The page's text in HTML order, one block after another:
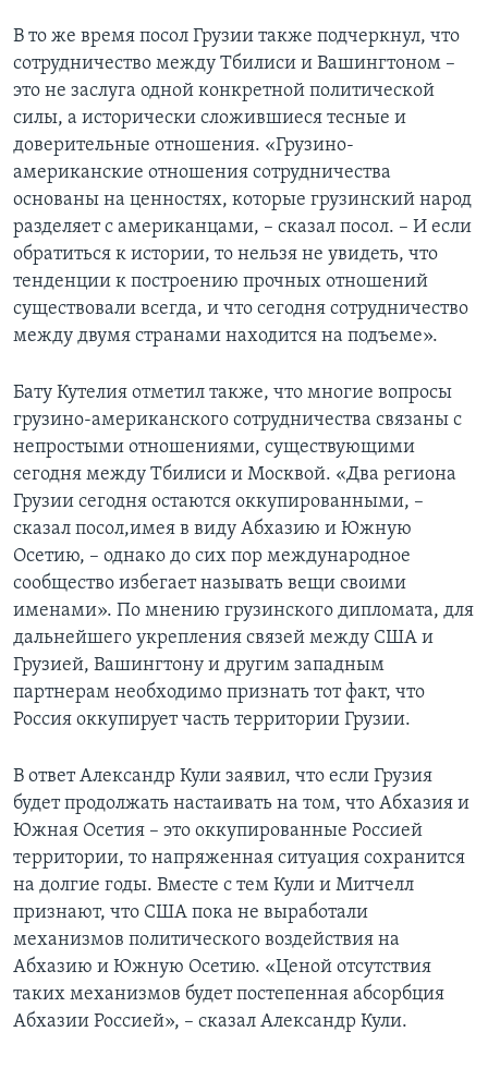
В то же время посол Грузии также подчеркнул, что
сотрудничество между Тбилиси и Вашингтоном –
это не заслуга одной конкретной политической
силы, а исторически сложившиеся тесные и
доверительные отношения. «Грузино-
американские отношения сотрудничества
основаны на ценностях, которые грузинский народ
разделяет с американцами, – сказал посол. – И если
обратиться к истории, то нельзя не увидеть, что
тенденции к построению прочных отношений
существовали всегда, и что сегодня сотрудничество
между двумя странами находится на подъеме».
Бату Кутелия отметил также, что многие вопросы
грузино-американского сотрудничества связаны с
непростыми отношениями, существующими
сегодня между Тбилиси и Москвой. «Два региона
Грузии сегодня остаются оккупированными, –
сказал посол,имея в виду Абхазию и Южную
Осетию, – однако до сих пор международное
сообщество избегает называть вещи своими
именами». По мнению грузинского дипломата, для
дальнейшего укрепления связей между США и
Грузией, Вашингтону и другим западным
партнерам необходимо признать тот факт, что
Россия оккупирует часть территории Грузии.
В ответ Александр Кули заявил, что если Грузия
будет продолжать настаивать на том, что Абхазия и
Южная Осетия – это оккупированные Россией
территории, то напряженная ситуация сохранится
на долгие годы. Вместе с тем Кули и Митчелл
признают, что США пока не выработали
механизмов политического воздействия на
Абхазию и Южную Осетию. «Ценой отсутствия
таких механизмов будет постепенная абсорбция
Абхазии Россией», – сказал Александр Кули.